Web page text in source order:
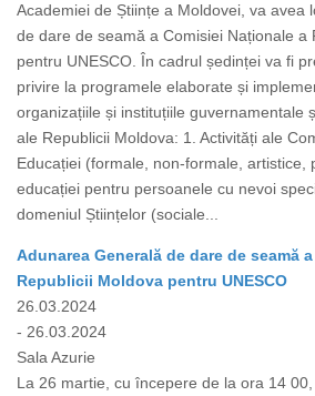
Academiei de Științe a Moldovei, va avea
de dare de seamă a Comisiei Naționale a
pentru UNESCO. În cadrul ședinței va fi
privire la programele elaborate și
organizațiile și instituțiile guvernamentale
ale Republicii Moldova: 1. Activități ale
Educației (formale, non-formale, artistice,
educației pentru persoanele cu nevoi
domeniul Științelor (sociale...
Adunarea Generală de dare de seamă
Republicii Moldova pentru UNESCO
26.03.2024
- 26.03.2024
Sala Azurie
La 26 martie, cu începere de la ora 14